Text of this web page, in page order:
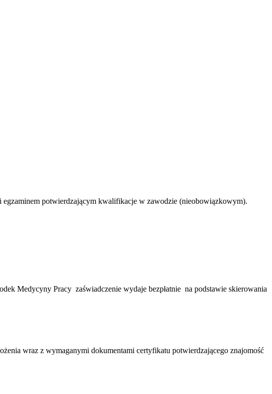
potwierdzającym kwalifikacje w zawodzie (nieobowiązkowym).
Medycyny Pracy zaświadczenie wydaje bezpłatnie na podstawie skierowania
wraz z wymaganymi dokumentami certyfikatu potwierdzającego znajomość